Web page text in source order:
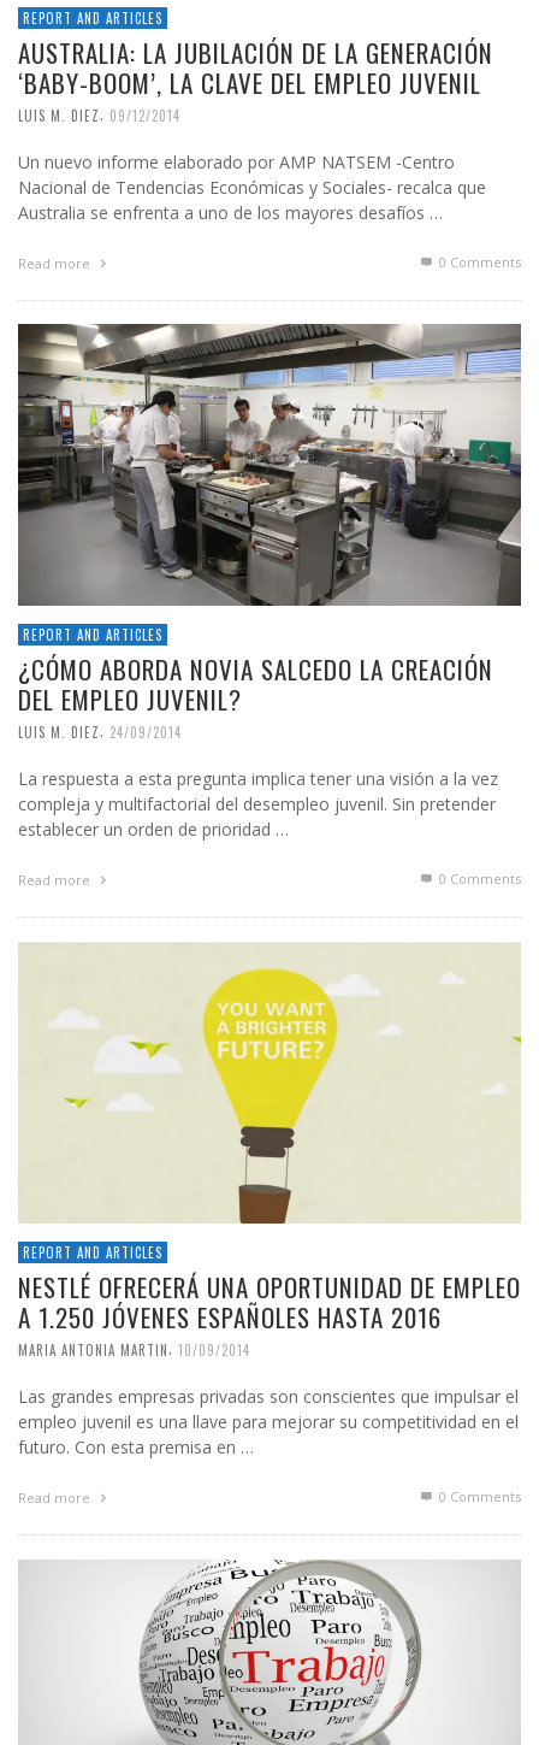
REPORT AND ARTICLES
AUSTRALIA: LA JUBILACIÓN DE LA GENERACIÓN
‘BABY-BOOM’, LA CLAVE DEL EMPLEO JUVENIL
LUIS M. DIEZ 09/12/2014
Un nuevo informe elaborado por AMP NATSEM -Centro
Nacional de Tendencias Económicas y Sociales- recalca que
Australia se enfrenta a uno de los mayores desafíos …
Read more 0 Comments
REPORT AND ARTICLES
¿CÓMO ABORDA NOVIA SALCEDO LA CREACIÓN
DEL EMPLEO JUVENIL?
LUIS M. DIEZ, 24/09/2014
La respuesta a esta pregunta implica tener una visión a la vez
compleja y multifactorial del desempleo juvenil. Sin pretender
establecer un orden de prioridad …
Read more 0 Comments
REPORT AND ARTICLES
NESTLÉ OFRECERÁ UNA OPORTUNIDAD DE EMPLEO
A 1.250 JÓVENES ESPAÑOLES HASTA 2016
MARIA ANTONIA MARTIN, 10/09/2014
Las grandes empresas privadas son conscientes que impulsar el
empleo juvenil es una llave para mejorar su competitividad en el
futuro. Con esta premisa en …
Read more 0 Comments